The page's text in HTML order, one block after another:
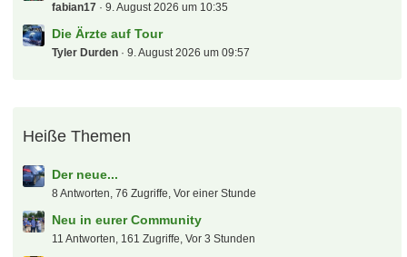
fabian17 9. August 2026 um 10:35
Die Ärzte auf Tour
Tyler Durden 9. August 2026 um 09:57
Heiße Themen
Der neue...
8 Antworten, 76 Zugriffe, Vor einer Stunde
Neu in eurer Community
11 Antworten, 161 Zugriffe, Vor 3 Stunden